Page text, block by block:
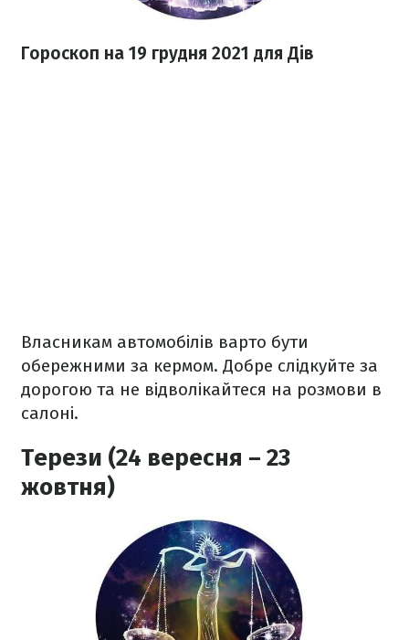
Гороскоп на 19 грудня 2021 для Дів
Власникам автомобілів варто бути
обережними за кермом. Добре слідкуйте за
дорогою та не відволікайтеся на розмови в
салоні.
Терези (24 вересня – 23
жовтня)